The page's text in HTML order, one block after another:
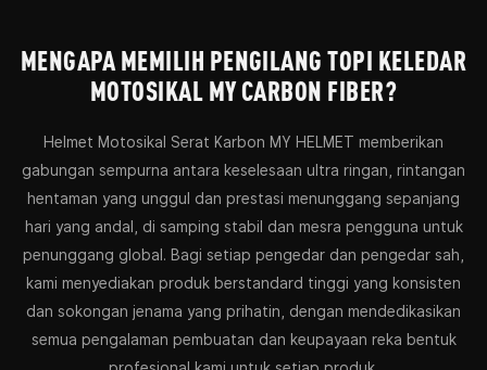
MENGAPA MEMILIH PENGILANG TOPI KELEDAR
MOTOSIKAL MY CARBON FIBER?
Helmet Motosikal Serat Karbon MY HELMET memberikan
gabungan sempurna antara keselesaan ultra ringan, rintangan
hentaman yang unggul dan prestasi menunggang sepanjang
hari yang andal, di samping stabil dan mesra pengguna untuk
penunggang global. Bagi setiap pengedar dan pengedar sah,
kami menyediakan produk berstandard tinggi yang konsisten
dan sokongan jenama yang prihatin, dengan mendedikasikan
semua pengalaman pembuatan dan keupayaan reka bentuk